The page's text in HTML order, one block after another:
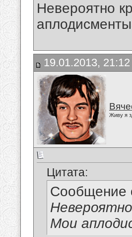
Невероятно
19.01.2013, 21:12
Живу я
Цитата:
Сообщение
Мои